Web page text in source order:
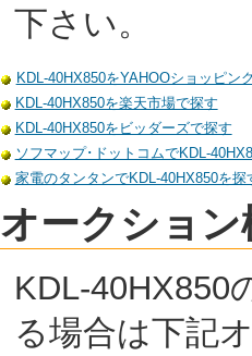
下さい。
KDL-40HX850をYAHOOショッピン
KDL-40HX850を楽天市場で探す
KDL-40HX850をビッダーズで探す
ソフマップ･ドットコムでKDL-
家電のタンタンでKDL-40HX850を探
オークション
KDL-40HX850
る場合は下記